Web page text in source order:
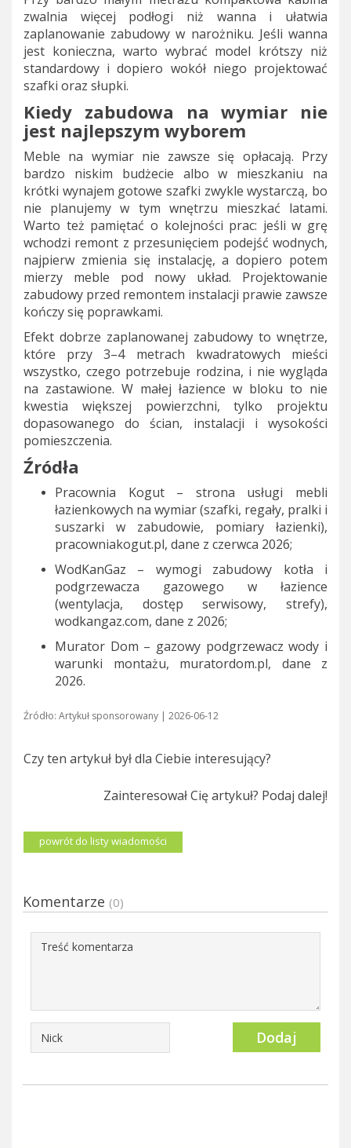
zwalnia więcej podłogi niż wanna i ułatwia
zaplanowanie zabudowy w narożniku. Jeśli wanna
jest konieczna, warto wybrać model krótszy niż
standardowy i dopiero wokół niego projektować
szafki oraz słupki.
Kiedy zabudowa na wymiar nie
jest najlepszym wyborem
Meble na wymiar nie zawsze się opłacają. Przy
bardzo niskim budżecie albo w mieszkaniu na
krótki wynajem gotowe szafki zwykle wystarczą, bo
nie planujemy w tym wnętrzu mieszkać latami.
Warto też pamiętać o kolejności prac: jeśli w grę
wchodzi remont z przesunięciem podejść wodnych,
najpierw zmienia się instalację, a dopiero potem
mierzy meble pod nowy układ. Projektowanie
zabudowy przed remontem instalacji prawie zawsze
kończy się poprawkami.
Efekt dobrze zaplanowanej zabudowy to wnętrze,
które przy 3–4 metrach kwadratowych mieści
wszystko, czego potrzebuje rodzina, i nie wygląda
na zastawione. W małej łazience w bloku to nie
kwestia większej powierzchni, tylko projektu
dopasowanego do ścian, instalacji i wysokości
pomieszczenia.
Źródła
Pracownia Kogut – strona usługi mebli
łazienkowych na wymiar (szafki, regały, pralki i
suszarki w zabudowie, pomiary łazienki),
pracowniakogut.pl, dane z czerwca 2026;
WodKanGaz – wymogi zabudowy kotła i
podgrzewacza gazowego w łazience
(wentylacja, dostęp serwisowy, strefy),
wodkangaz.com, dane z 2026;
Murator Dom – gazowy podgrzewacz wody i
warunki montażu, muratordom.pl, dane z
2026.
Źródło: Artykuł sponsorowany | 2026-06-12
Czy ten artykuł był dla Ciebie interesujący?
Zainteresował Cię artykuł? Podaj dalej!
powrót do listy wiadomości
Komentarze (0)
Dodaj